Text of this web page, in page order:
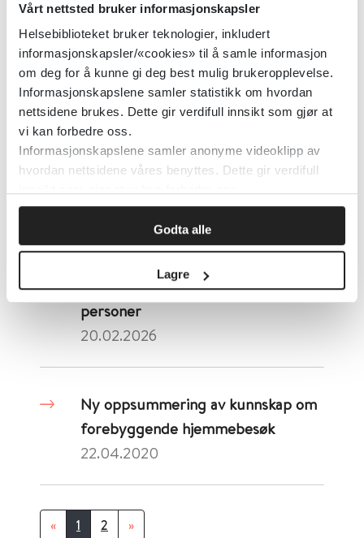
Vårt nettsted bruker informasjonskapsler
Helsebiblioteket bruker teknologier, inkludert
informasjonskapsler/«cookies» til å samle informasjon
om deg for å kunne gi deg best mulig brukeropplevelse.
Informasjonskapslene samler statistikk om hvordan
nettsidene brukes. Dette gir verdifull innsikt som gjør at
vi kan forbedre oss.
Informasjonskapslene samler anonyme videoklipp av
hvordan nettsidene våres benyttes. Dette gir verdifull
Godta alle
Lagre
Ny forskning på bruk av sjekklister
09.06.2020
Ny kort forskningsomtale:
Alkoholbruk blant eldre voksne i
institusjon
08.04.2026
og omsorgstjenester til eldre LHBT-
personer
20.02.2026
Ny oppsummering av kunnskap om
forebyggende hjemmebesøk
22.04.2020
« 1 2 »